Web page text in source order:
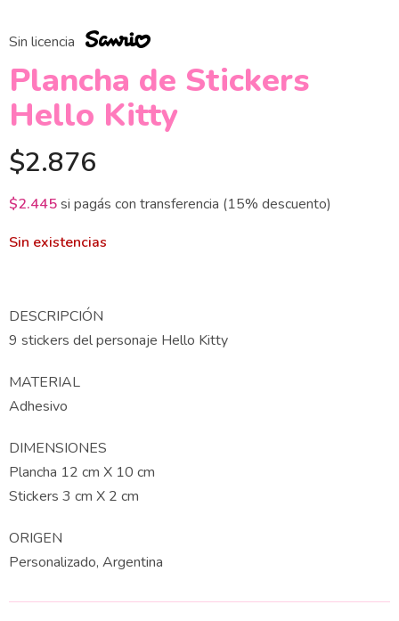
Sin licencia
Plancha de Stickers
Hello Kitty
$2.876
$2.445si pagás con transferencia (15% descuento)
Sin existencias
DESCRIPCIÓN
9 stickers del personaje Hello Kitty
MATERIAL
Adhesivo
DIMENSIONES
Plancha 12 cm X 10 cm
Stickers 3 cm X 2 cm
ORIGEN
Personalizado, Argentina